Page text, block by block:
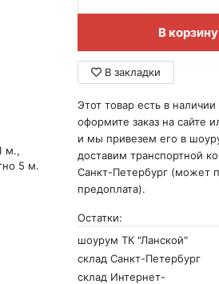
м.,
5 м.
В корзину
В закладки
Этот товар есть в наличии
оформите заказ на сайте
и мы привезем его в
доставим транспортной
Санкт-Петербург (может
предоплата).
Остатки:
шоурум ТК "Ланской"
склад Санкт-Петербург
склад Интернет-